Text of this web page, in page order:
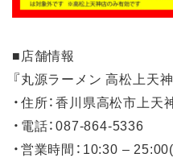
■店舗情報
『丸源ラーメン 高松上天神
・住所：香川県高松市上天
・電話：087-864-5336
・営業時間：10:30 –